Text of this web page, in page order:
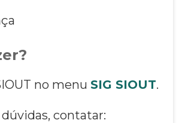
no menu SIG SIOUT.
contatar: